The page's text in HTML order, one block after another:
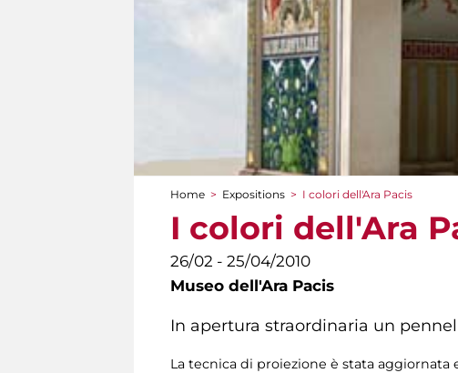
You are here
Home > Expositions > I colori dell'Ara Pacis
I colori dell'Ara
26/02 - 25/04/2010
Museo dell'Ara Pacis
In apertura straordinaria un
La tecnica di proiezione è stata